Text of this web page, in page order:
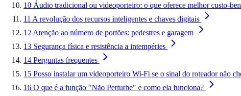
10 Áudio tradicional ou videoporteiro: o que oferece melhor custo-
11 A revolução dos recursos inteligentes e chaves digitais
12 Atenção ao número de portões: pedestres e garagem
13 Segurança física e resistência a intempéries
14 Perguntas frequentes
15 Posso instalar um videoporteiro Wi-Fi se o sinal do roteador não
16 O que é a função "Não Perturbe" e como ela funciona?